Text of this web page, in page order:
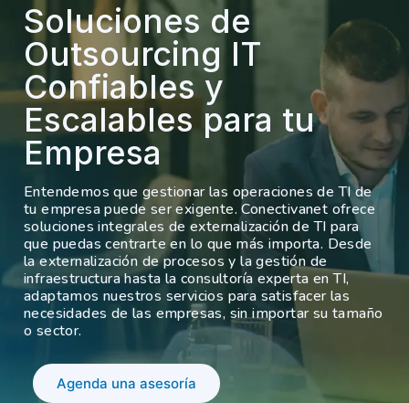
Soluciones de
Outsourcing IT
Confiables y
Escalables para tu
Empresa
Entendemos que gestionar las operaciones de TI de
tu empresa puede ser exigente. Conectivanet ofrece
soluciones integrales de externalización de TI para
que puedas centrarte en lo que más importa. Desde
la externalización de procesos y la gestión de
infraestructura hasta la consultoría experta en TI,
adaptamos nuestros servicios para satisfacer las
necesidades de las empresas, sin importar su tamaño
o sector.
Agenda una asesoría